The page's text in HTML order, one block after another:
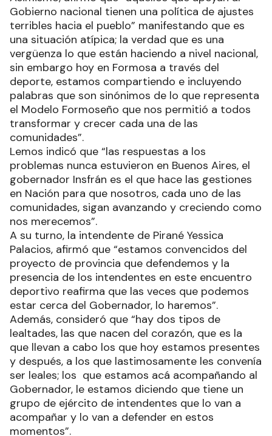
Gobierno nacional tienen una política de ajustes
terribles hacia el pueblo” manifestando que es
una situación atípica; la verdad que es una
vergüenza lo que están haciendo a nivel nacional,
sin embargo hoy en Formosa a través del
deporte, estamos compartiendo e incluyendo
palabras que son sinónimos de lo que representa
el Modelo Formoseño que nos permitió a todos
transformar y crecer cada una de las
comunidades”.
Lemos indicó que “las respuestas a los
problemas nunca estuvieron en Buenos Aires, el
gobernador Insfrán es el que hace las gestiones
en Nación para que nosotros, cada uno de las
comunidades, sigan avanzando y creciendo como
nos merecemos”.
A su turno, la intendente de Pirané Yessica
Palacios, afirmó que “estamos convencidos del
proyecto de provincia que defendemos y la
presencia de los intendentes en este encuentro
deportivo reafirma que las veces que podemos
estar cerca del Gobernador, lo haremos”.
Además, consideró que “hay dos tipos de
lealtades, las que nacen del corazón, que es la
que llevan a cabo los que hoy estamos presentes
y después, a los que lastimosamente les convenía
ser leales; los que estamos acá acompañando al
Gobernador, le estamos diciendo que tiene un
grupo de ejército de intendentes que lo van a
acompañar y lo van a defender en estos
momentos”.